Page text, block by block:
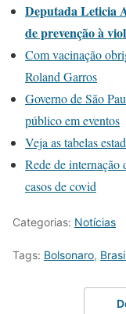
Deputada Leticia
de prevenção à
Com vacinação
Roland Garros
Governo de São
público em eventos
Veja as tabelas
Rede de internação
casos de covid
Categorias: Notícias
Tags: Bolsonaro,